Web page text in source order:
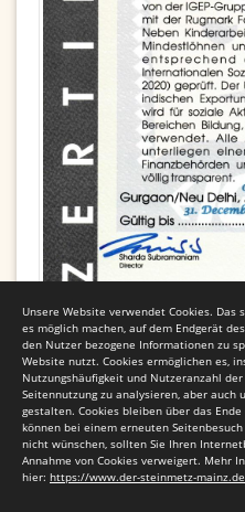
Unsere Website verwendet Cookies. Das
es möglich machen, auf dem Endgerät
den Nutzer bezogene Informationen zu
Website nutzt. Cookies ermöglichen es,
Nutzungshäufigkeit und Nutzeranzahl
Seitennutzung zu analysieren, aber auch
gestalten. Cookies bleiben über das
können bei einem erneuten
nicht wünschen, sollten Sie Ihren
Annahme von Cookies verweigert. Mehr
hier: https://www.der-steinmetz-